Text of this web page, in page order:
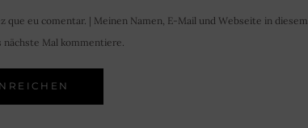
eu comentar. | Meinen Namen, E-Mail und Webseite in diesem
Mal kommentiere.